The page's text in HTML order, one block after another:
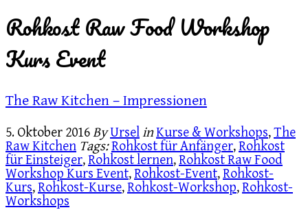
Rohkost Raw Food Workshop
Kurs Event
The Raw Kitchen – Impressionen
5. Oktober 2016ByUrselinKurse & Workshops,The
Raw Kitchen Tags:Rohkost für Anfänger,Rohkost
für Einsteiger,Rohkost lernen,Rohkost Raw Food
Workshop Kurs Event,Rohkost-Event,Rohkost-
Kurs,Rohkost-Kurse,Rohkost-Workshop,Rohkost-
Workshops